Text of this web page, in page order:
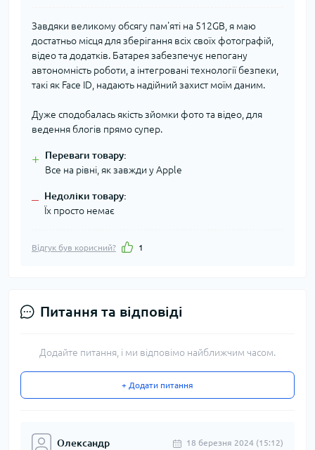
Завдяки великому обсягу пам'яті на 512GB, я маю
достатньо місця для зберігання всіх своїх фотографій,
відео та додатків. Батарея забезпечує непогану
автономність роботи, а інтегровані технології безпеки,
такі як Face ID, надають надійний захист моїм даним.
Дуже сподобалась якість зйомки фото та відео, для
ведення блогів прямо супер.
+ Переваги товару:
Все на рівні, як завжди у Apple
– Недоліки товару:
Їх просто немає
Відгук був корисний? 1
Питання та відповіді
Додайте питання, і ми відповімо найближчим часом.
+ Додати питання
Олександр 18 березня 2024 (15:12)